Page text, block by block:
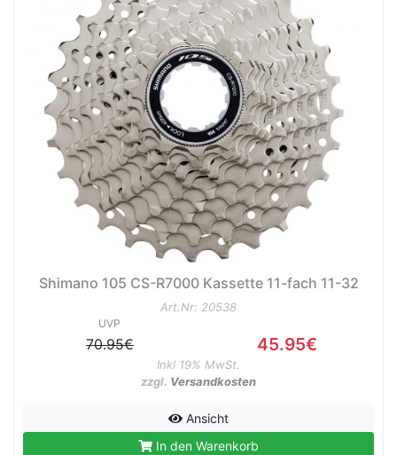
Shimano 105 CS-R7000 Kassette 11-fach 11-32
Art.Nr: 20538
UVP
70.95€ 45.95€
Inkl 19% MwSt.
zzgl. Versandkosten
Ansicht
In den Warenkorb